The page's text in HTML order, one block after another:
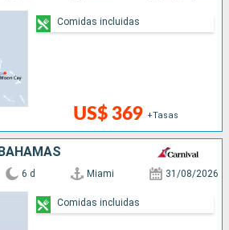
US$ 369 +Tasas
Comidas incluidas
6 d Miami 31/08/2026
Comidas incluidas